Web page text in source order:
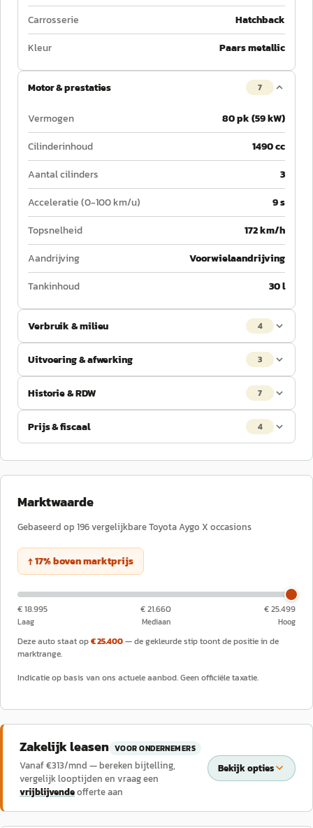
Carrosserie
Hatchback
Kleur
Paars metallic
Motor & prestaties 7
Vermogen
80 pk (59 kW)
Cilinderinhoud
1490 cc
Aantal cilinders
3
Acceleratie (0-100 km/u)
9 s
Topsnelheid
172 km/h
Aandrijving
Voorwielaandrijving
Tankinhoud
30 l
Verbruik & milieu 4
Uitvoering & afwerking 3
Historie & RDW 7
Prijs & fiscaal 4
Marktwaarde
Gebaseerd op 196vergelijkbareToyotaAygo X occasions
↑17%bovenmarktprijs
€ 18.995
Laag
€ 21.660
Mediaan
€ 25.499
Hoog
Deze auto staat op€ 25.400— de gekleurde stip toont de positie in de
marktrange.
Indicatie op basis van ons actuele aanbod. Geen officiële taxatie.
Zakelijk leasen VOOR ONDERNEMERS
Vanaf €313/mnd — bereken bijtelling,
vergelijk looptijden en vraag een
vrijblijvendeofferte aan
Bekijk opties